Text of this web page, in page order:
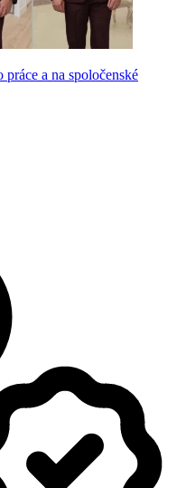
a na spoločenské